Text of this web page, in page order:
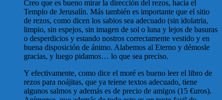
Creo que es bueno mirar la dirección del rezos, hacia el
Templo de Jerusalín. Más también es importante que el sitio
de rezos, como dicen los sabios sea adecuado (sin idolatria,
limpio, sin espejos, sin imagen de sol o luna y lejos de basuras
o desperdicios y estando nostros correctamente vestido y en
buena disposición de ánimo. Alabemos al Eterno y démosle
gracias, y luego pidamos… lo que sea preciso.
Y efectivamente, como dice el moré es bueno leer el libro de
rezos para noájitas, que ya teiene textos adecuado, tiene
algunos salmos y además es de precio de amigos (15 €uros).